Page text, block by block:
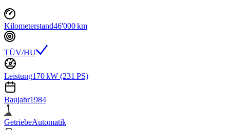
Kilometerstand46'000 km
TÜV/HU
Leistung170 kW (231 PS)
Baujahr1984
GetriebeAutomatik